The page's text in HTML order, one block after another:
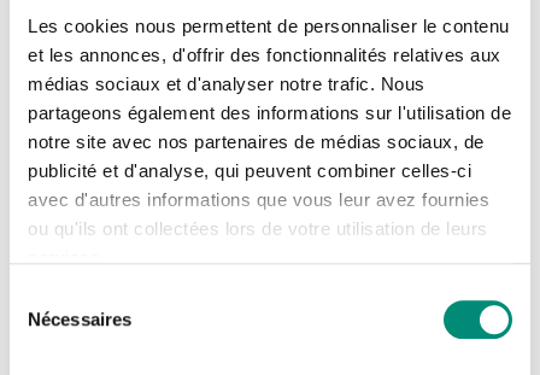
Les cookies nous permettent de personnaliser le contenu
et les annonces, d'offrir des fonctionnalités relatives aux
médias sociaux et d'analyser notre trafic. Nous
partageons également des informations sur l'utilisation de
notre site avec nos partenaires de médias sociaux, de
publicité et d'analyse, qui peuvent combiner celles-ci
avec d'autres informations que vous leur avez fournies
ou qu'ils ont collectées lors de votre utilisation de leurs
Nécessaires
dans l'émission "Y'a de l'éco dans mon salon".
Cette émission, qui est diffusée en direct sur les réseaux
sociaux, a pour objectif de mettre en valeur les acteurs
de l’économie territoriale afin de valoriser l’action des
entreprises qui contribuent à faire vivre l'économie locale.
l'OiEau, qui emploie près de 140 collaborateurs répartis
Se connecter
J'ai déjà un compte
Adresse email *